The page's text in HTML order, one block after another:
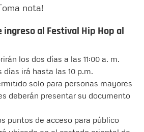
nota!
ingreso al Festival Hip Hop al
los dos días a las 11:00 a. m.
días irá hasta las 10 p.m.
solo para personas mayores
deberán presentar su documento
puntos de acceso para público